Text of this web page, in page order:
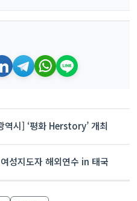
역시] ‘평화 Herstory’ 개최
성지도자 해외연수 in 태국